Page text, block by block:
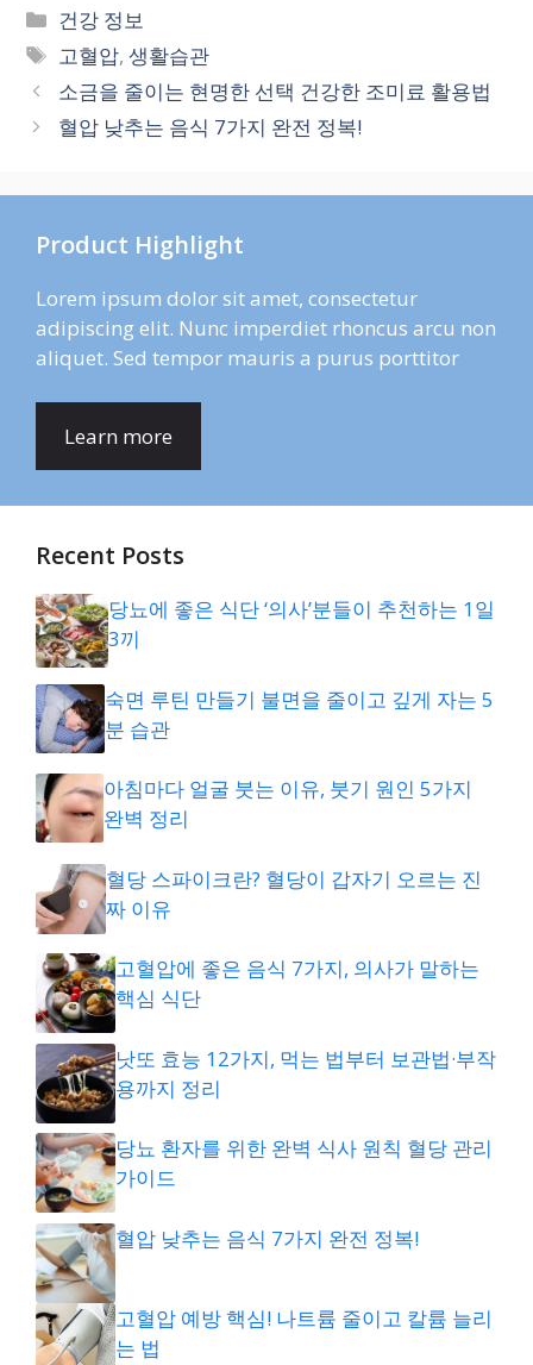
카
테
리
건강 정보
태
그
고혈압,생활습관
소금을 줄이는 현명한 선택 건강한 조미료 활용법
혈압 낮추는 음식 7가지 완전 정복!
Product Highlight
Lorem ipsum dolor sit amet, consectetur
adipiscing elit. Nunc imperdiet rhoncus arcu non
aliquet. Sed tempor mauris a purus porttitor
Learn more
Recent Posts
당뇨에 좋은 식단 ‘의사’분들이 추천하는 1일
3끼
숙면 루틴 만들기 불면을 줄이고 깊게 자는 5
분 습관
아침마다 얼굴 붓는 이유, 붓기 원인 5가지
완벽 정리
혈당 스파이크란? 혈당이 갑자기 오르는 진
짜 이유
고혈압에 좋은 음식 7가지, 의사가 말하는
핵심 식단
낫또 효능 12가지, 먹는 법부터 보관법·부작
용까지 정리
당뇨 환자를 위한 완벽 식사 원칙 혈당 관리
가이드
혈압 낮추는 음식 7가지 완전 정복!
고혈압 예방 핵심! 나트륨 줄이고 칼륨 늘리
는 법